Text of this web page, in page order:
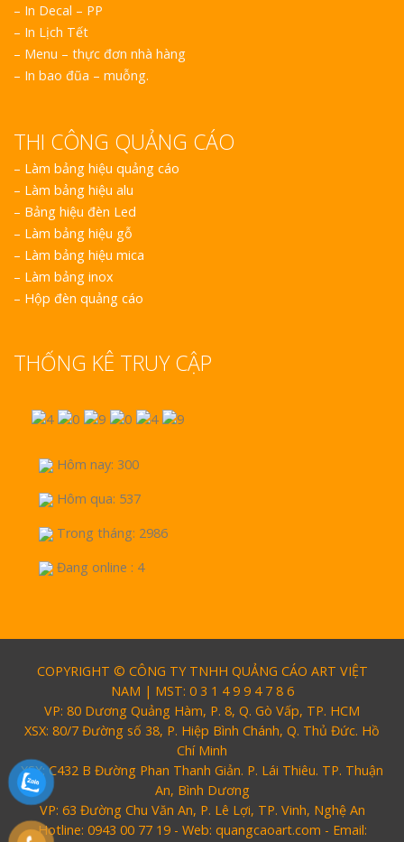
– In Decal – PP
– In Lịch Tết
– Menu – thực đơn nhà hàng
– In bao đũa – muỗng.
THI CÔNG QUẢNG CÁO
– Làm bảng hiệu quảng cáo
– Làm bảng hiệu alu
– Bảng hiệu đèn Led
– Làm bảng hiệu gỗ
– Làm bảng hiệu mica
– Làm bảng inox
– Hộp đèn quảng cáo
THỐNG KÊ TRUY CẬP
Hôm nay: 300
Hôm qua: 537
Trong tháng: 2986
Đang online : 4
COPYRIGHT © CÔNG TY TNHH QUẢNG CÁO ART VIỆT
NAM | MST: 0 3 1 4 9 9 4 7 8 6
VP: 80 Dương Quảng Hàm, P. 8, Q. Gò Vấp, TP. HCM
XSX: 80/7 Đường số 38, P. Hiệp Bình Chánh, Q. Thủ Đức. Hồ
Chí Minh
XSX: C432 B Đường Phan Thanh Giản. P. Lái Thiêu. TP. Thuận
An, Bình Dương
VP: 63 Đường Chu Văn An, P. Lê Lợi, TP. Vinh, Nghệ An
Hotline: 0943 00 77 19 - Web: quangcaoart.com - Email: